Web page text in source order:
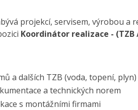
projekcí, servisem, výrobou a
Koordinátor realizace -
a dalších TZB (voda, topení, plyn)
a technických norem
s montážními firmami